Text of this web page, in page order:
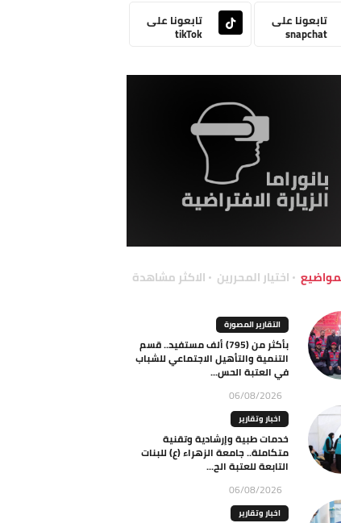
تابعونا على
snapchat
تابعونا على
tikTok
اختيار المحررين الاكثر مشاهدة
التقارير المصورة
بأكثر من (795) ألف مستفيد.. قسم
التنمية والتأهيل الاجتماعي للشباب
في العتبة الحس...
06/08/2026
اخبار وتقارير
خدمات طبية وإرشادية وتقنية
متكاملة.. جامعة الزهراء (ع) للبنات
التابعة للعتبة الح...
06/08/2026
اخبار وتقارير